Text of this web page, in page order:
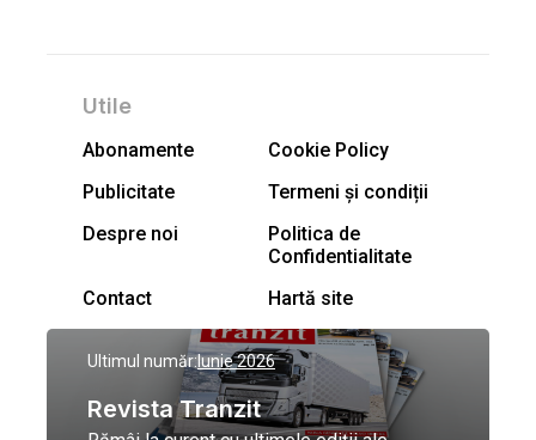
Utile
Abonamente
Cookie Policy
Publicitate
Termeni și condiții
Despre noi
Politica de
Confidentialitate
Contact
Hartă site
Ultimul număr:Iunie 2026
Revista Tranzit